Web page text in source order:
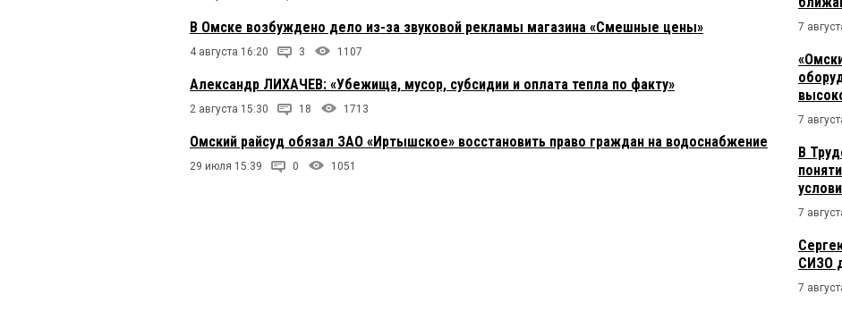
В Омске возбуждено дело из-за звуковой рекламы магазина «Смешные цены»
4 августа 16:20 3 1107
Александр ЛИХАЧЕВ: «Убежища, мусор, субсидии и оплата тепла по факту»
2 августа 15:30 18 1713
Омский райсуд обязал ЗАО «Иртышское» восстановить право граждан на водоснабжение
29 июля 15:39 0 1051
7
7
В
7
СИЗО
7